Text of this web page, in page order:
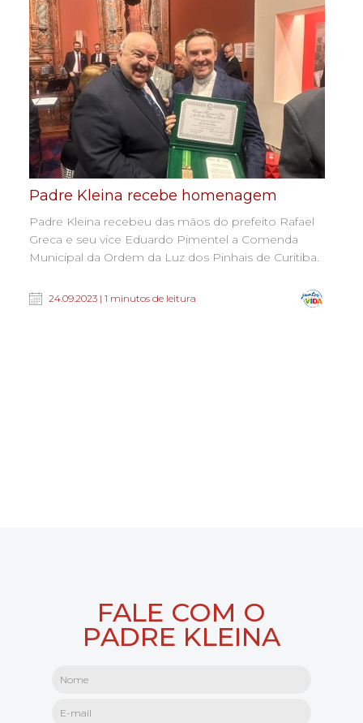
Padre Kleina recebe homenagem
Padre Kleina recebeu das mãos do prefeito Rafael
Greca e seu vice Eduardo Pimentel a Comenda
Municipal da Ordem da Luz dos Pinhais de Curitiba.
24.09.2023 | 1 minutos de leitura
FALE COM O
PADRE KLEINA